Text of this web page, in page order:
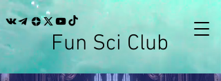
Fun Sci Club